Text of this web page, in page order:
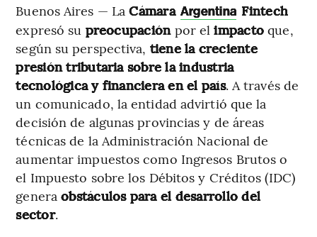
Buenos Aires — La Cámara Argentina Fintech
expresó su preocupación por elimpactoque,
según su perspectiva, tiene la creciente
presión tributaria sobre la industria
tecnológica y financiera en el país. A través de
un comunicado, la entidad advirtió que la
decisión de algunas provincias y de áreas
técnicas de la Administración Nacional de
aumentar impuestos como Ingresos Brutos o
el Impuesto sobre los Débitos y Créditos (IDC)
generaobstáculos para el desarrollo del
sector.